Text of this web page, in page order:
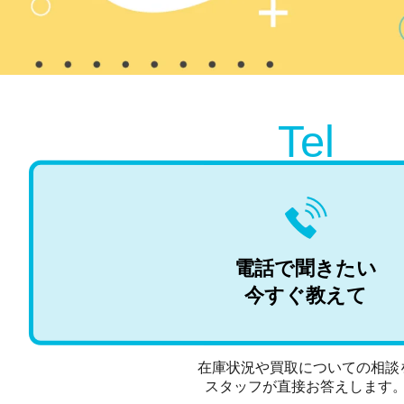
Tel
電話で聞きたい
今すぐ教えて
在庫状況や買取についての相談
スタッフが直接お答えします